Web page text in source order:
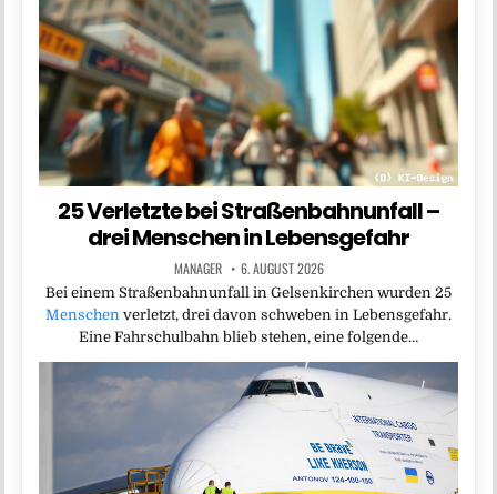
25 Verletzte bei Straßenbahnunfall –
drei Menschen in Lebensgefahr
MANAGER 6. AUGUST 2026
Bei einem Straßenbahnunfall in Gelsenkirchen wurden 25
Menschen verletzt, drei davon schweben in Lebensgefahr.
Eine Fahrschulbahn blieb stehen, eine folgende…